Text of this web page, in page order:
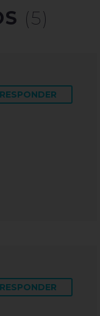
(5)
RESPONDER
RESPONDER